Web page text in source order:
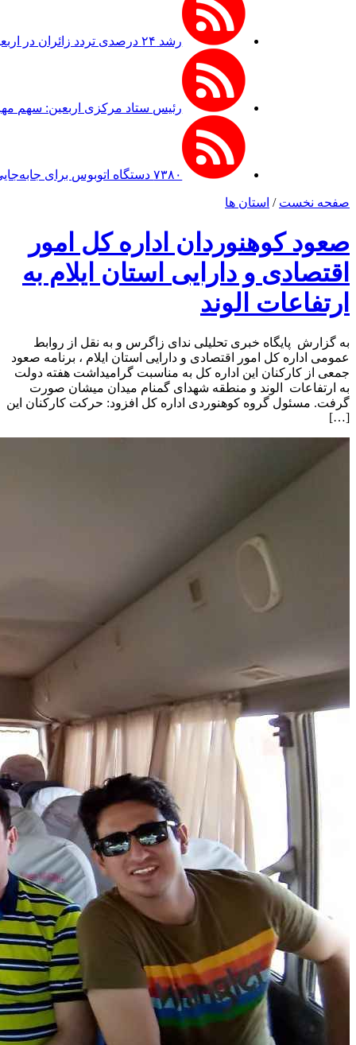
رشد ۲۴ درصدی تردد زائران در اربعین از مرز مهران
رئیس ستاد مرکزی اربعین: سهم مهران از
۷۳۸۰ دستگاه اتوبوس برای جابه‌جایی زائران اربعین به‌ کارگیری شد
صفحه نخست / استان ها
صعود کوهنوردان اداره کل امور
اقتصادی و دارایی استان ایلام به
ارتفاعات الوند
به گزارش پایگاه خبری تحلیلی ندای زاگرس و به نقل از روابط
عمومی اداره کل امور اقتصادی و دارایی استان ایلام ، برنامه صعود
جمعی از کارکنان این اداره کل به مناسبت گرامیداشت هفته دولت
به ارتفاعات الوند و منطقه شهدای گمنام میدان میشان صورت
گرفت. مسئول گروه کوهنوردی اداره کل افزود: حرکت کارکنان این
[…]